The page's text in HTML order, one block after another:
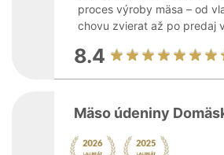
proces výroby mäsa – od
chovu zvierat až po predaj
8.4
Mäso údeniny